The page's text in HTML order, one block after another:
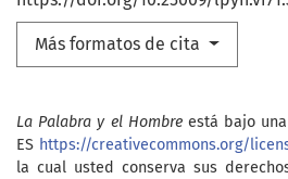
Más formatos de cita
La Palabra y el Hombreestá bajo una
ES https://creativecommons.org/
la cual usted conserva sus